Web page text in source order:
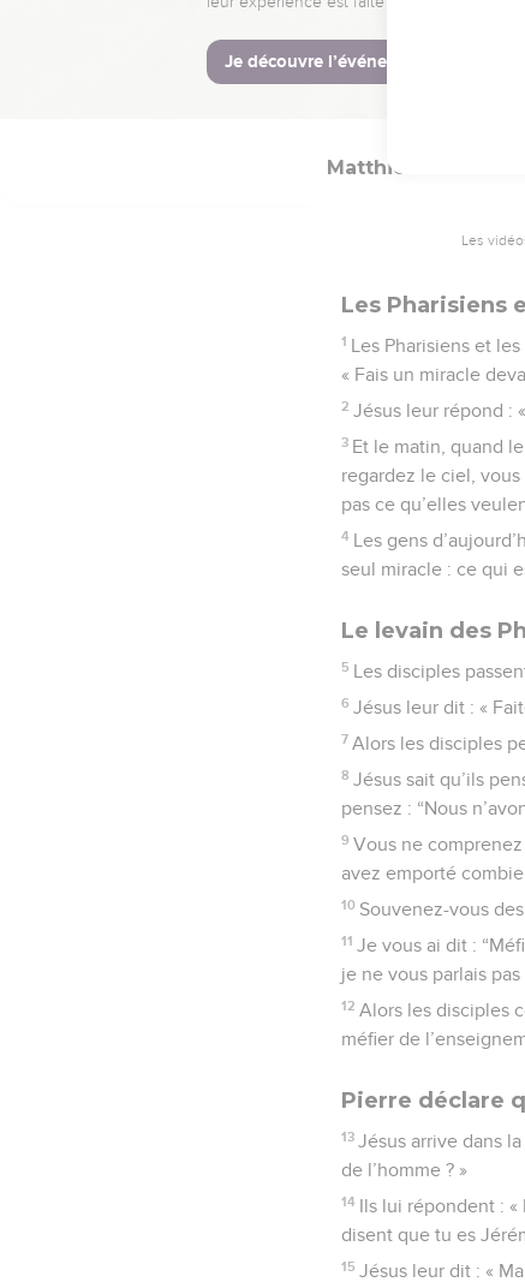
39 Ensuite, Jésus
© Société biblique
Matthieu
Les
Les Pharisiens
1 Les Pharisiens et
« Fais un miracle
2 Jésus leur répond :
3 Et le matin, quand
regardez le ciel,
pas ce qu’elles
4 Les gens
seul miracle : ce qui
Le levain des
5 Les disciples
6 Jésus leur dit : «
7 Alors les disciples
8 Jésus sait qu’ils
pensez : “Nous
9 Vous ne
avez emporté
10 Souvenez-vous
11 Je vous ai dit :
je ne vous parlais pas
12 Alors les disciples
méfier de
Pierre déclare
13 Jésus arrive dans
de l’homme ? »
14 Ils lui répondent : «
disent que tu es
15 Jésus leur dit : «